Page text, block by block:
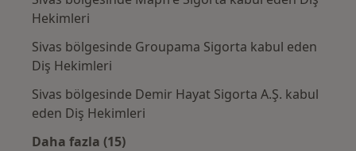
Hekimleri
Sivas bölgesinde Groupama Sigorta kabul eden
Diş Hekimleri
Sivas bölgesinde Demir Hayat Sigorta A.Ş. kabul
eden Diş Hekimleri
Daha fazla (15)